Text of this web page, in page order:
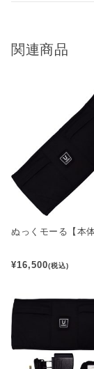
関連商品
ぬっくモーる【本
¥16,500(税込)